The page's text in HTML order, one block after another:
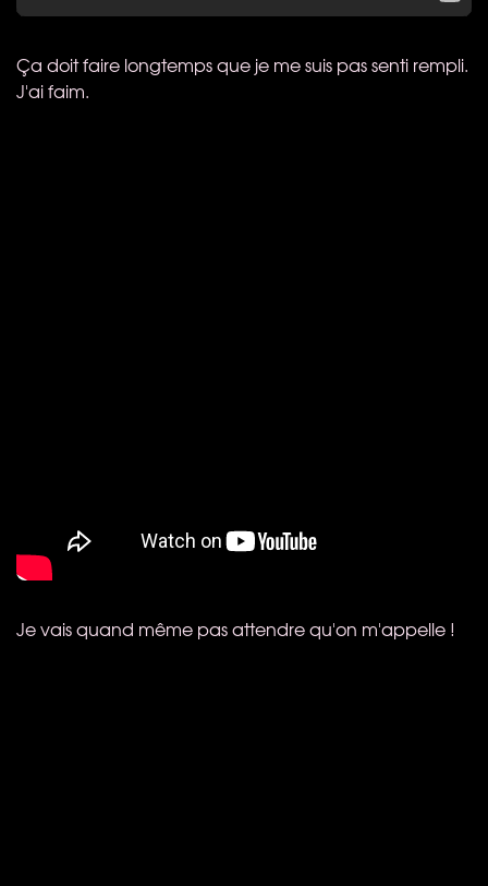
Ça doit faire longtemps que je me suis pas senti rempli.
J'ai faim.
Je vais quand même pas attendre qu'on m'appelle !